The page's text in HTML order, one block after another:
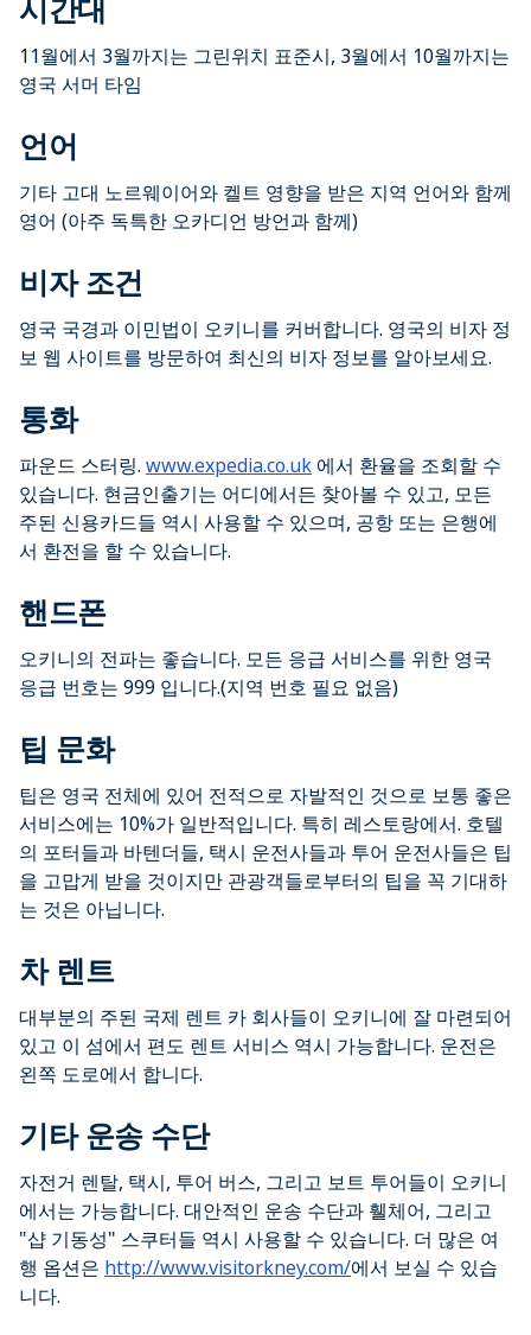
시간대
11월에서 3월까지는 그린위치 표준시, 3월에서 10월까지는
영국 서머 타임
언어
기타 고대 노르웨이어와 켈트 영향을 받은 지역 언어와 함께
영어 (아주 독특한 오카디언 방언과 함께)
비자 조건
영국 국경과 이민법이 오키니를 커버합니다. 영국의 비자 정
보 웹 사이트를 방문하여 최신의 비자 정보를 알아보세요.
통화
파운드 스터링. www.expedia.co.uk 에서 환율을 조회할 수
있습니다. 현금인출기는 어디에서든 찾아볼 수 있고, 모든
주된 신용카드들 역시 사용할 수 있으며, 공항 또는 은행에
서 환전을 할 수 있습니다.
핸드폰
오키니의 전파는 좋습니다. 모든 응급 서비스를 위한 영국
응급 번호는 999 입니다.(지역 번호 필요 없음)
팁 문화
팁은 영국 전체에 있어 전적으로 자발적인 것으로 보통 좋은
서비스에는 10%가 일반적입니다. 특히 레스토랑에서. 호텔
의 포터들과 바텐더들, 택시 운전사들과 투어 운전사들은 팁
을 고맙게 받을 것이지만 관광객들로부터의 팁을 꼭 기대하
는 것은 아닙니다.
차 렌트
대부분의 주된 국제 렌트 카 회사들이 오키니에 잘 마련되어
있고 이 섬에서 편도 렌트 서비스 역시 가능합니다. 운전은
왼쪽 도로에서 합니다.
기타 운송 수단
자전거 렌탈, 택시, 투어 버스, 그리고 보트 투어들이 오키니
에서는 가능합니다. 대안적인 운송 수단과 휄체어, 그리고
"샵 기동성" 스쿠터들 역시 사용할 수 있습니다. 더 많은 여
행 옵션은 http://www.visitorkney.com/에서 보실 수 있습
니다.